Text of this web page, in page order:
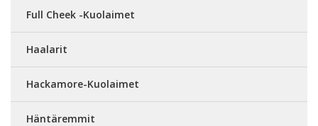
Full Cheek -Kuolaimet
Haalarit
Hackamore-Kuolaimet
Häntäremmit